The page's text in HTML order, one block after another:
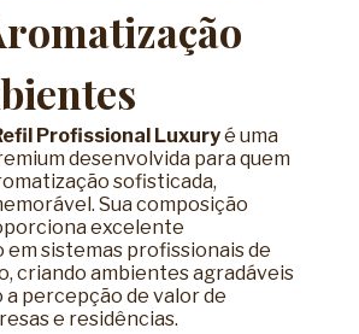
Profissional Luxuryé uma
desenvolvida para quem
sofisticada,
Sua composição
excelente
em sistemas profissionais de
criando ambientes agradáveis
percepção de valor de
e residências.